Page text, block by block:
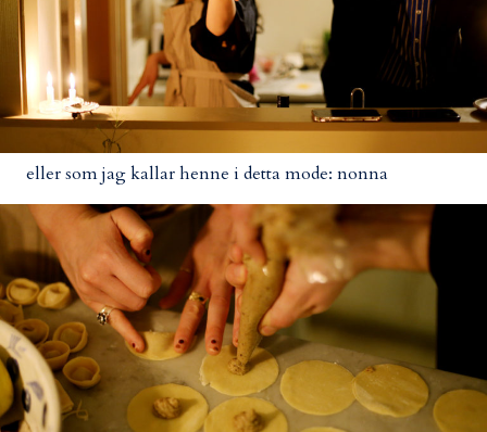
eller som jag kallar henne i detta mode: nonna